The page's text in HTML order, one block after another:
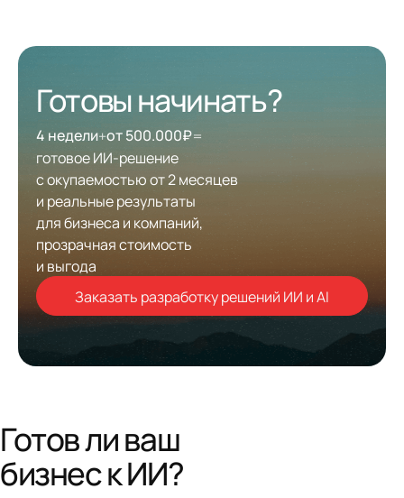
Готовы начинать?
4 недели+от 500.000₽=
готовое ИИ-решение
с окупаемостью от 2 месяцев
и реальные результаты
для бизнеса и компаний,
прозрачная стоимость
и выгода
Заказать разработку решений ИИ и AI
Готов ли ваш
бизнес к ИИ?